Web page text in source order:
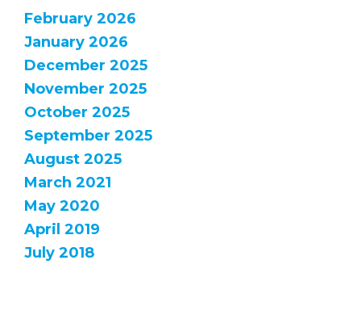
February 2026
January 2026
December 2025
November 2025
October 2025
September 2025
August 2025
March 2021
May 2020
April 2019
July 2018